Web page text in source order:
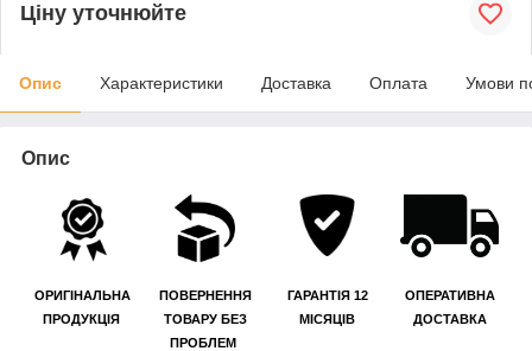
Ціну уточнюйте
Опис Характеристики Доставка Оплата Умови
Опис
ОРИГІНАЛЬНА
ПРОДУКЦІЯ
ПОВЕРНЕННЯ
ТОВАРУ БЕЗ
ПРОБЛЕМ
ГАРАНТІЯ 12
МІСЯЦІВ
ОПЕРАТИВНА
ДОСТАВКА